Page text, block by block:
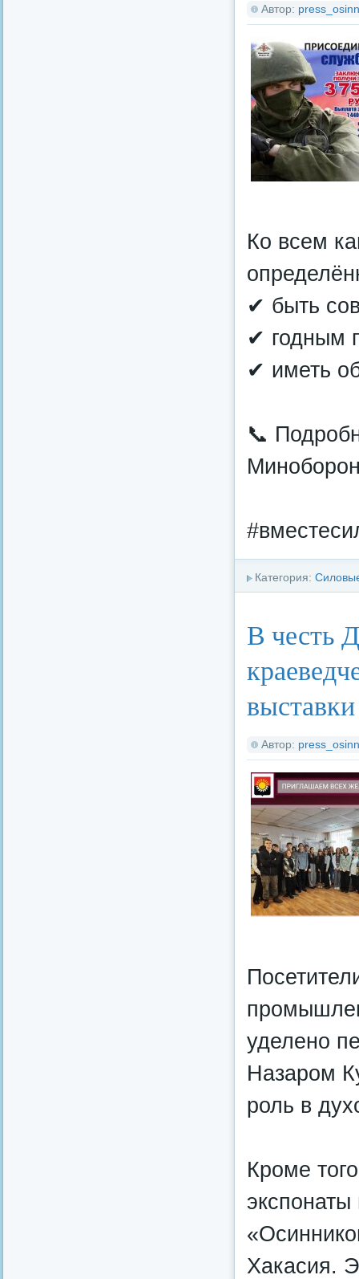
Автор:
Ко всем
✔ быть
✔ годным
✔ иметь
📞
Категория:
В честь
Автор:
уделено
Назаром
роль в
Кроме
Хакасия.